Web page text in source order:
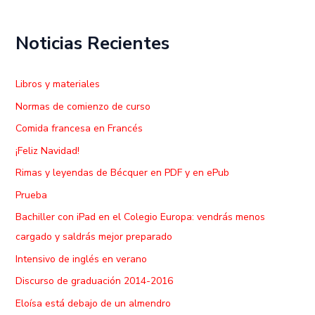
Noticias Recientes
Libros y materiales
Normas de comienzo de curso
Comida francesa en Francés
¡Feliz Navidad!
Rimas y leyendas de Bécquer en PDF y en ePub
Prueba
Bachiller con iPad en el Colegio Europa: vendrás menos
cargado y saldrás mejor preparado
Intensivo de inglés en verano
Discurso de graduación 2014-2016
Eloísa está debajo de un almendro